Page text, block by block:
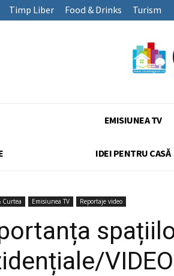
Timp Liber Food & Drinks Turism
EMISIUNEA TV
IDEI PENTRU CASĂ
Curtea Emisiunea TV Reportaje video
VIDEO